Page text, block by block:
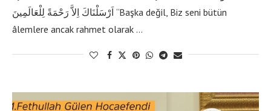
اَرْسَلْنَاكَ اِلاَّ رَحْمَةً لِلْعَالَمِينَ “Başka değil, Biz seni bütün
âlemlere ancak rahmet olarak …